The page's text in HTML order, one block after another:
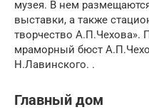
музея. В нем
выставки, а также
творчество А.П.Чехова».
мраморный бюст
Н.Лавинского. .
Главный дом